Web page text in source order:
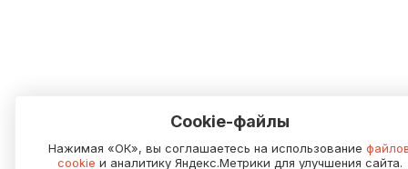
Cookie-файлы
Нажимая «ОК», вы соглашаетесь на использование
cookie и аналитику Яндекс.Метрики для улучшения сайта.